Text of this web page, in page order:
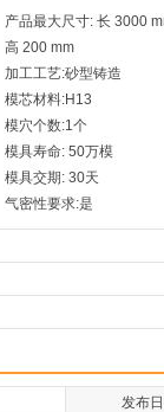
产品最大尺寸: 长 3000
高 200 mm
加工工艺:砂型铸造
模芯材料:H13
模穴个数:1个
模具寿命: 50万模
模具交期: 30天
气密性要求:是
发布